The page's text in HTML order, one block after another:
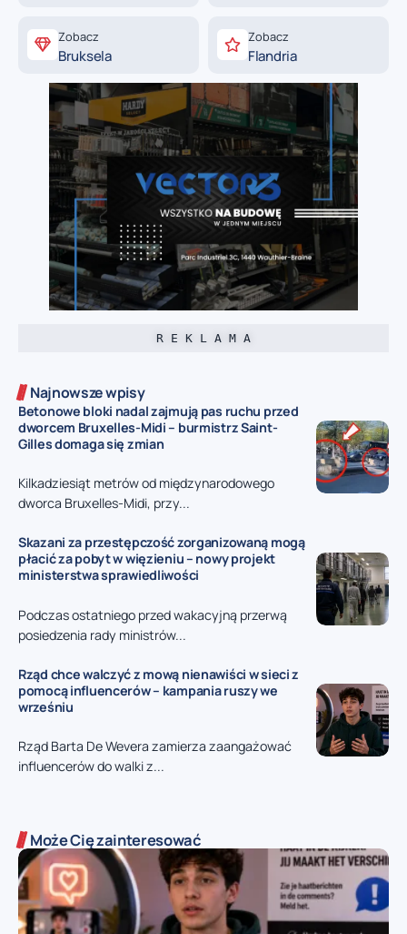
Zobacz
Bruksela
Zobacz
Flandria
R E K L A M A
Najnowsze wpisy
Betonowe bloki nadal zajmują pas ruchu przed
dworcem Bruxelles-Midi – burmistrz Saint-
Gilles domaga się zmian
Kilkadziesiąt metrów od międzynarodowego
dworca Bruxelles-Midi, przy...
Skazani za przestępczość zorganizowaną mogą
płacić za pobyt w więzieniu – nowy projekt
ministerstwa sprawiedliwości
Podczas ostatniego przed wakacyjną przerwą
posiedzenia rady ministrów...
Rząd chce walczyć z mową nienawiści w sieci z
pomocą influencerów – kampania ruszy we
wrześniu
Rząd Barta De Wevera zamierza zaangażować
influencerów do walki z...
Może Cię zainteresować